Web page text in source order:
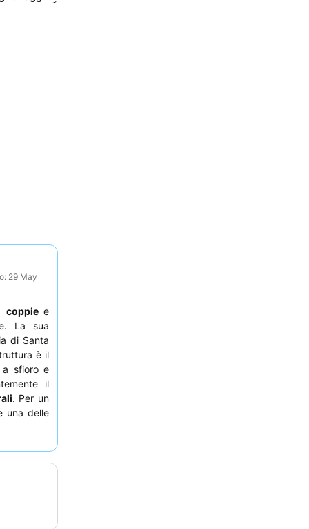
29 May
coppiee
La sua
di Santa
è il
sfioro e
il
. Per un
una delle